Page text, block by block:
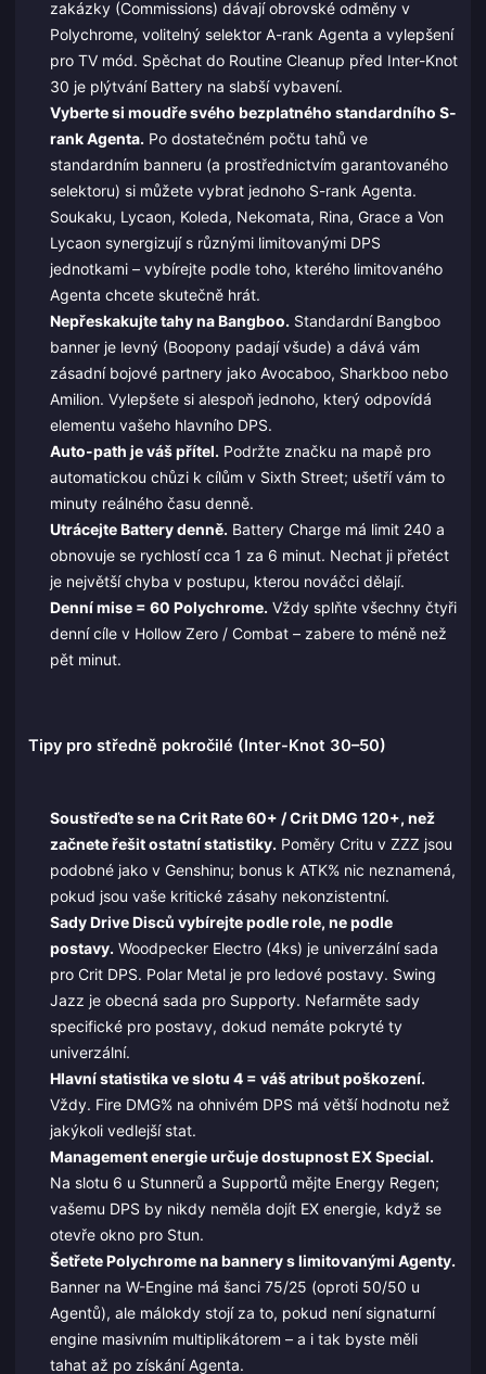
zakázky (Commissions) dávají obrovské odměny v
Polychrome, volitelný selektor A-rank Agenta a vylepšení
pro TV mód. Spěchat do Routine Cleanup před Inter-Knot
30 je plýtvání Battery na slabší vybavení.
Vyberte si moudře svého bezplatného standardního S-
rank Agenta. Po dostatečném počtu tahů ve
standardním banneru (a prostřednictvím garantovaného
selektoru) si můžete vybrat jednoho S-rank Agenta.
Soukaku, Lycaon, Koleda, Nekomata, Rina, Grace a Von
Lycaon synergizují s různými limitovanými DPS
jednotkami – vybírejte podle toho, kterého limitovaného
Agenta chcete skutečně hrát.
Nepřeskakujte tahy na Bangboo. Standardní Bangboo
banner je levný (Boopony padají všude) a dává vám
zásadní bojové partnery jako Avocaboo, Sharkboo nebo
Amilion. Vylepšete si alespoň jednoho, který odpovídá
elementu vašeho hlavního DPS.
Auto-path je váš přítel. Podržte značku na mapě pro
automatickou chůzi k cílům v Sixth Street; ušetří vám to
minuty reálného času denně.
Utrácejte Battery denně. Battery Charge má limit 240 a
obnovuje se rychlostí cca 1 za 6 minut. Nechat ji přetéct
je největší chyba v postupu, kterou nováčci dělají.
Denní mise = 60 Polychrome. Vždy splňte všechny čtyři
denní cíle v Hollow Zero / Combat – zabere to méně než
pět minut.
Tipy pro středně pokročilé (Inter-Knot 30–50)
Soustřeďte se na Crit Rate 60+ / Crit DMG 120+, než
začnete řešit ostatní statistiky. Poměry Critu v ZZZ jsou
podobné jako v Genshinu; bonus k ATK% nic neznamená,
pokud jsou vaše kritické zásahy nekonzistentní.
Sady Drive Disců vybírejte podle role, ne podle
postavy. Woodpecker Electro (4ks) je univerzální sada
pro Crit DPS. Polar Metal je pro ledové postavy. Swing
Jazz je obecná sada pro Supporty. Nefarměte sady
specifické pro postavy, dokud nemáte pokryté ty
univerzální.
Hlavní statistika ve slotu 4 = váš atribut poškození.
Vždy. Fire DMG% na ohnivém DPS má větší hodnotu než
jakýkoli vedlejší stat.
Management energie určuje dostupnost EX Special.
Na slotu 6 u Stunnerů a Supportů mějte Energy Regen;
vašemu DPS by nikdy neměla dojít EX energie, když se
otevře okno pro Stun.
Šetřete Polychrome na bannery s limitovanými Agenty.
Banner na W-Engine má šanci 75/25 (oproti 50/50 u
Agentů), ale málokdy stojí za to, pokud není signaturní
engine masivním multiplikátorem – a i tak byste měli
tahat až po získání Agenta.